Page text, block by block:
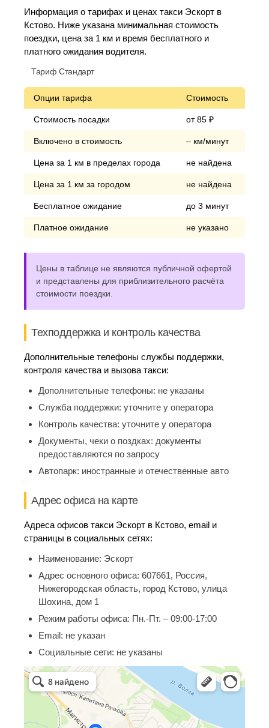
Информация о тарифах и ценах такси Эскорт в
Кстово. Ниже указана минимальная стоимость
поездки, цена за 1 км и время бесплатного и
платного ожидания водителя.
Тариф Стандарт
Опции тарифа Стоимость
Стоимость посадки от 85 ₽
Включено в стоимость – км/минут
Цена за 1 км в пределах города не найдена
Цена за 1 км за городом не найдена
Бесплатное ожидание до 3 минут
Платное ожидание не указано
Цены в таблице не являются публичной офертой
и представлены для приблизительного расчёта
стоимости поездки.
Техподдержка и контроль качества
Дополнительные телефоны службы поддержки,
контроля качества и вызова такси:
Дополнительные телефоны: не указаны
Служба поддержки: уточните у оператора
Контроль качества: уточните у оператора
Документы, чеки о поздках: документы
предоставляются по запросу
Автопарк: иностранные и отечественные авто
Адрес офиса на карте
Адреса офисов такси Эскорт в Кстово, email и
страницы в социальных сетях:
Наименование: Эскорт
Адрес основного офиса: 607661, Россия,
Нижегородская область, город Кстово, улица
Шохина, дом 1
Режим работы офиса: Пн.-Пт. – 09:00-17:00
Email: не указан
Социальные сети: не указаны